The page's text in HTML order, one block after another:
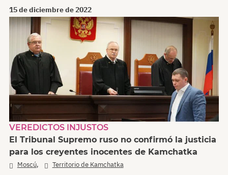
15 de diciembre de 2022
VEREDICTOS INJUSTOS
El Tribunal Supremo ruso no confirmó la justicia
para los creyentes inocentes de Kamchatka
Moscú, Territorio de Kamchatka